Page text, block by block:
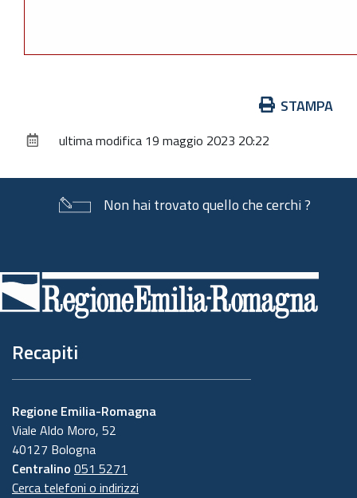
documento
STAMPA
ultima modifica 19 maggio 2023 20:22
Non hai trovato quello che cerchi ?
di
pagina
Recapiti
Regione Emilia-Romagna
Viale Aldo Moro, 52
40127 Bologna
Centralino 051 5271
Cerca telefoni o indirizzi